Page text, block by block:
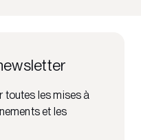
toutes les mises à
et les